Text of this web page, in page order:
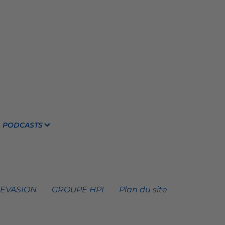
PODCASTS
GROUPE HPI Plan du site